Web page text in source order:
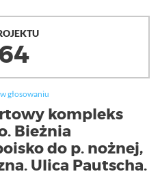
głosowaniu
kompleks
Bieżnia
do p. nożnej,
Ulica Pautscha.